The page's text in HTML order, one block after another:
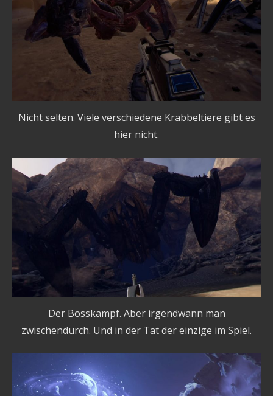
Nicht selten. Viele verschiedene Krabbeltiere gibt es
hier nicht.
Der Bosskampf. Aber irgendwann man
zwischendurch. Und in der Tat der einzige im Spiel.